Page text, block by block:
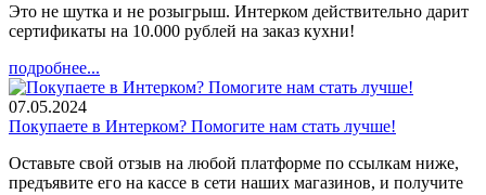
Это не шутка и не розыгрыш. Интерком действительно дарит
сертификаты на 10.000 рублей на заказ кухни!
подробнее...
07.05.2024
Покупаете в Интерком? Помогите нам стать лучше!
Оставьте свой отзыв на любой платформе по ссылкам ниже,
предъявите его на кассе в сети наших магазинов, и получите